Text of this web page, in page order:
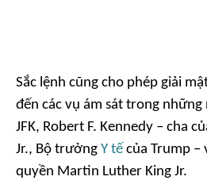
Sắc lệnh cũng cho phép giải
đến các vụ ám sát trong
JFK, Robert F. Kennedy – cha
Jr., Bộ trưởng Y tế của Trump –
quyền Martin Luther King Jr.